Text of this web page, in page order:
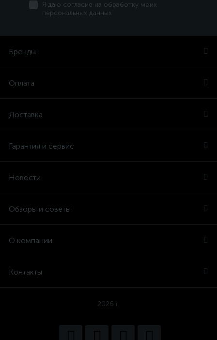
Я даю согласие на обработку моих
персональных данных
Бренды
Оплата
Доставка
Гарантия и сервис
Новости
Обзоры и советы
О компании
Контакты
2026 г.